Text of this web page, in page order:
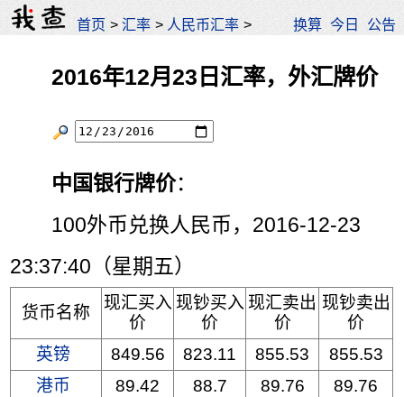
首页 >汇率 > 人民币汇率 > 换算 今日 公告
2016年12月23日汇率，外汇牌价
中国银行牌价：
100外币兑换人民币，2016-12-23
23:37:40（星期五）
货币名称
现汇买入
价
现钞买入
价
现汇卖出
价
现钞卖出
价
英镑
849.56 823.11 855.53
855.53
港币
89.42 88.7 89.76
89.76